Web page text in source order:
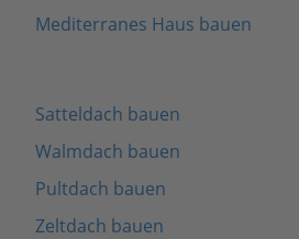
Mediterranes Haus bauen
Satteldach bauen
Walmdach bauen
Pultdach bauen
Zeltdach bauen